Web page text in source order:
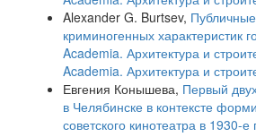
Alexander G. Burtsev,
криминогенных характеристик
Academia. Архитектура и
Academia. Архитектура и
Евгения Конышева, Первый
в Челябинске в контексте
советского кинотеатра в 1930-е